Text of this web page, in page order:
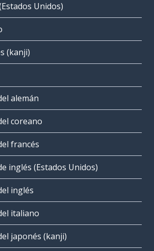
Unidos)
(kanji)
alemán
coreano
francés
inglés (Estados Unidos)
inglés
italiano
japonés (kanji)